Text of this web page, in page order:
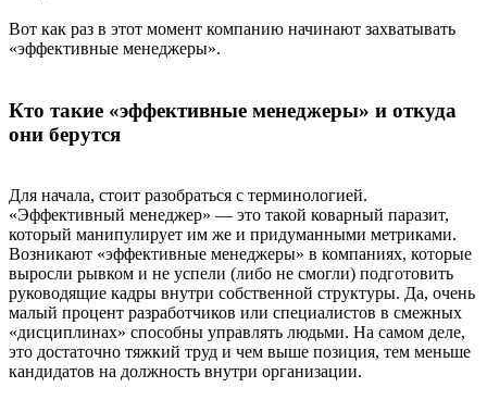
Вот как раз в этот момент компанию начинают захватывать
«эффективные менеджеры».
Кто такие «эффективные менеджеры» и откуда
они берутся
Для начала, стоит разобраться с терминологией.
«Эффективный менеджер» — это такой коварный паразит,
который манипулирует им же и придуманными метриками.
Возникают «эффективные менеджеры» в компаниях, которые
выросли рывком и не успели (либо не смогли) подготовить
руководящие кадры внутри собственной структуры. Да, очень
малый процент разработчиков или специалистов в смежных
«дисциплинах» способны управлять людьми. На самом деле,
это достаточно тяжкий труд и чем выше позиция, тем меньше
кандидатов на должность внутри организации.